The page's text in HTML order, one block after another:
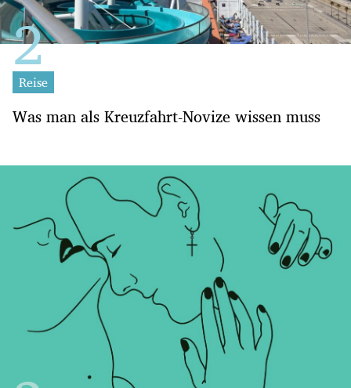
Reise
Was man als Kreuzfahrt-Novize wissen muss